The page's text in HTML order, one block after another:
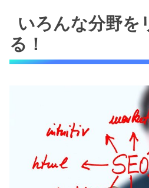
いろんな分野を
る！